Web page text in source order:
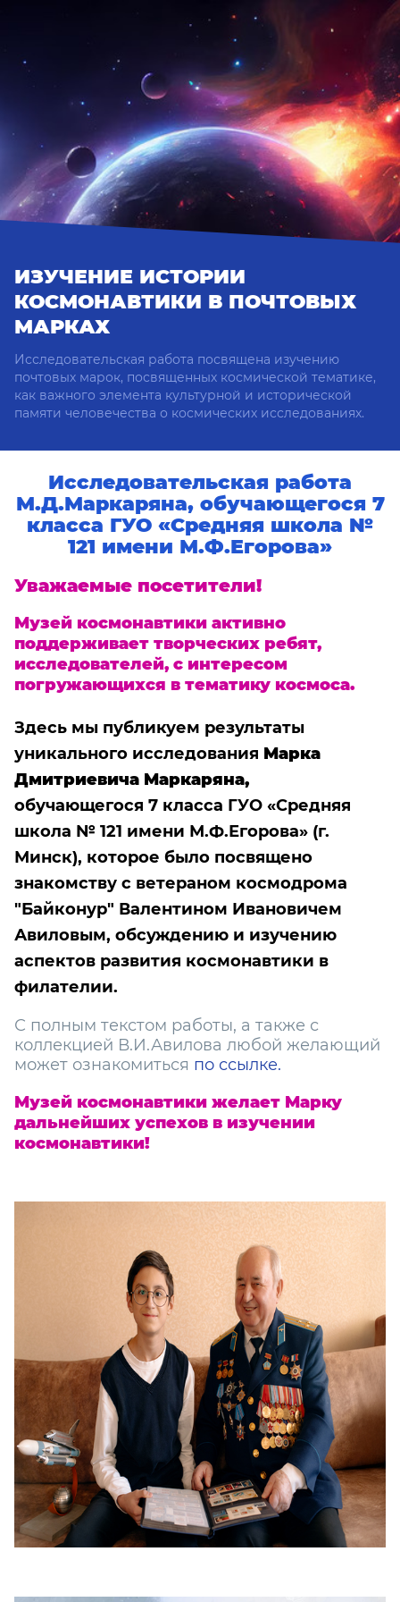
ИЗУЧЕНИЕ ИСТОРИИ
КОСМОНАВТИКИ В ПОЧТОВЫХ
МАРКАХ
Исследовательская работа посвящена изучению
почтовых марок, посвященных космической тематике,
как важного элемента культурной и исторической
памяти человечества о космических исследованиях.
Исследовательская работа
М.Д.Маркаряна, обучающегося 7
класса ГУО «Средняя школа №
121 имени М.Ф.Егорова»
Уважаемые посетители!
Музей космонавтики активно
поддерживает творческих ребят,
исследователей, с интересом
погружающихся в тематику космоса.
Здесь мы публикуем результаты
уникального исследования Марка
Дмитриевича Маркаряна,
обучающегося 7 класса ГУО «Средняя
школа № 121 имени М.Ф.Егорова» (г.
Минск), которое было посвящено
знакомству с ветераном космодрома
"Байконур" Валентином Ивановичем
Авиловым, обсуждению и изучению
аспектов развития космонавтики в
филателии.
С полным текстом работы, а также с
коллекцией В.И.Авилова любой желающий
может ознакомиться по ссылке.
Музей космонавтики желает Марку
дальнейших успехов в изучении
космонавтики!